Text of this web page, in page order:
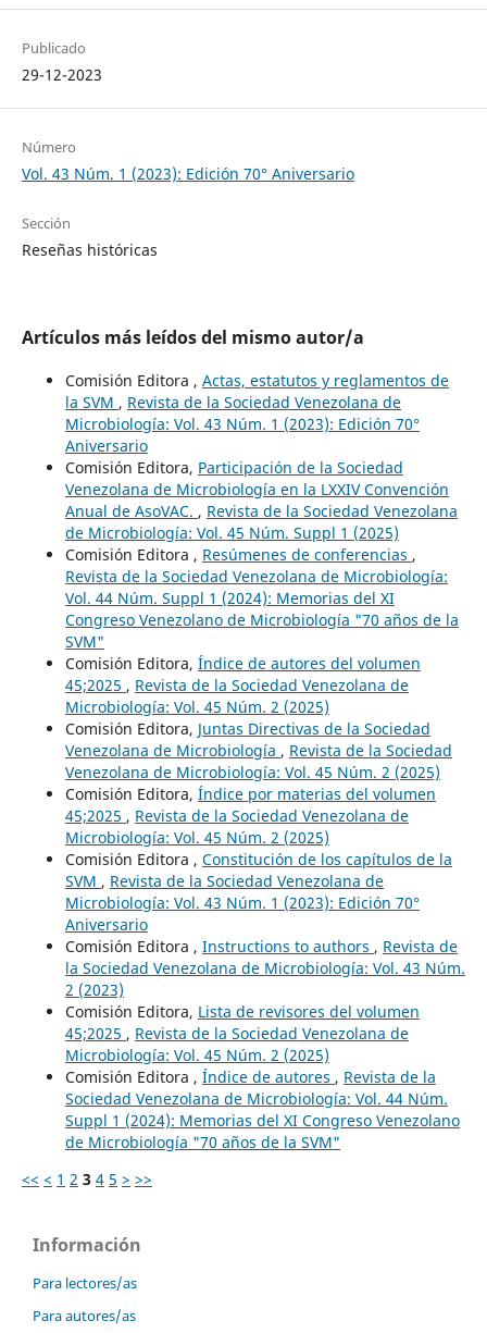
Publicado
29-12-2023
Número
Vol. 43 Núm. 1 (2023): Edición 70° Aniversario
Sección
Reseñas históricas
Artículos más leídos del mismo autor/a
Comisión Editora , Actas, estatutos y reglamentos de
la SVM , Revista de la Sociedad Venezolana de
Microbiología: Vol. 43 Núm. 1 (2023): Edición 70°
Aniversario
Comisión Editora, Participación de la Sociedad
Venezolana de Microbiología en la LXXIV Convención
Anual de AsoVAC. , Revista de la Sociedad Venezolana
de Microbiología: Vol. 45 Núm. Suppl 1 (2025)
Comisión Editora , Resúmenes de conferencias ,
Revista de la Sociedad Venezolana de Microbiología:
Vol. 44 Núm. Suppl 1 (2024): Memorias del XI
Congreso Venezolano de Microbiología "70 años de la
SVM"
Comisión Editora, Índice de autores del volumen
45;2025 , Revista de la Sociedad Venezolana de
Microbiología: Vol. 45 Núm. 2 (2025)
Comisión Editora, Juntas Directivas de la Sociedad
Venezolana de Microbiología , Revista de la Sociedad
Venezolana de Microbiología: Vol. 45 Núm. 2 (2025)
Comisión Editora, Índice por materias del volumen
45;2025 , Revista de la Sociedad Venezolana de
Microbiología: Vol. 45 Núm. 2 (2025)
Comisión Editora , Constitución de los capítulos de la
SVM , Revista de la Sociedad Venezolana de
Microbiología: Vol. 43 Núm. 1 (2023): Edición 70°
Aniversario
Comisión Editora , Instructions to authors , Revista de
la Sociedad Venezolana de Microbiología: Vol. 43 Núm.
2 (2023)
Comisión Editora, Lista de revisores del volumen
45;2025 , Revista de la Sociedad Venezolana de
Microbiología: Vol. 45 Núm. 2 (2025)
Comisión Editora , Índice de autores , Revista de la
Sociedad Venezolana de Microbiología: Vol. 44 Núm.
Suppl 1 (2024): Memorias del XI Congreso Venezolano
de Microbiología "70 años de la SVM"
<< < 1 2 3 4 5 > >>
Información
Para lectores/as
Para autores/as